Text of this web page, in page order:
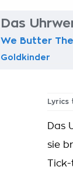
Das
We Butter
Goldkinder
Lyrics
Das
sie